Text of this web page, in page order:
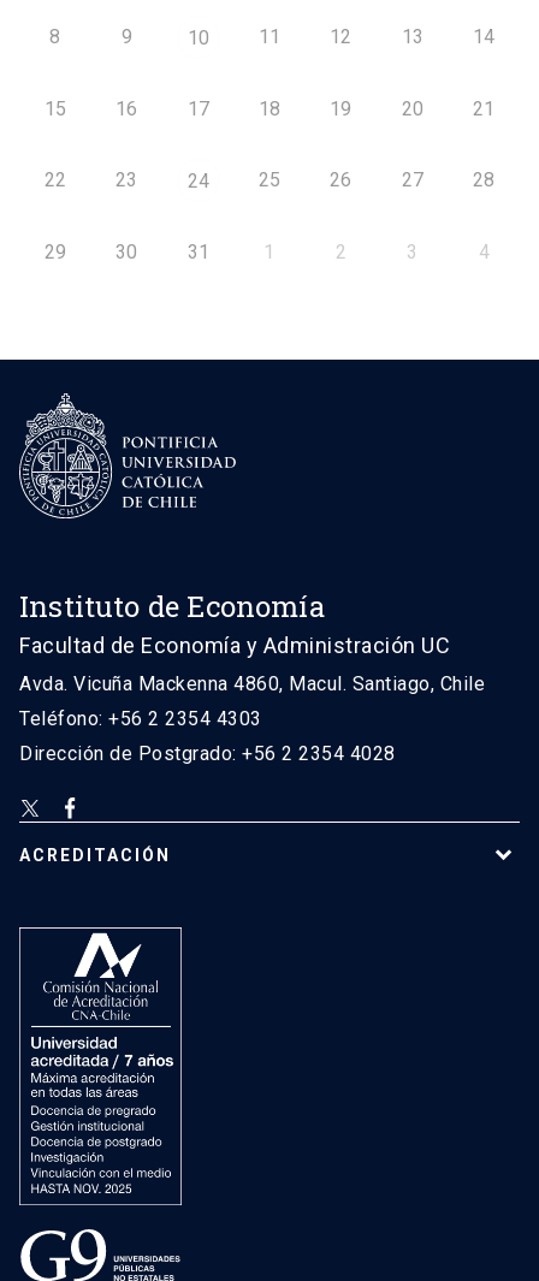
8 9 10 11 12 13 14
15 16 17 18 19 20 21
22 23 24 25 26 27 28
29 30 31 1 2 3 4
Instituto de Economía
Facultad de Economía y Administración UC
Avda. Vicuña Mackenna 4860, Macul. Santiago, Chile
Teléfono: +56 2 2354 4303
Dirección de Postgrado: +56 2 2354 4028
ACREDITACIÓN